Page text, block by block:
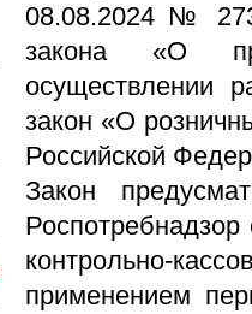
08.08.2024 №
закона «О
осуществлении
закон «О
Российской
Закон
контрольно-
применением